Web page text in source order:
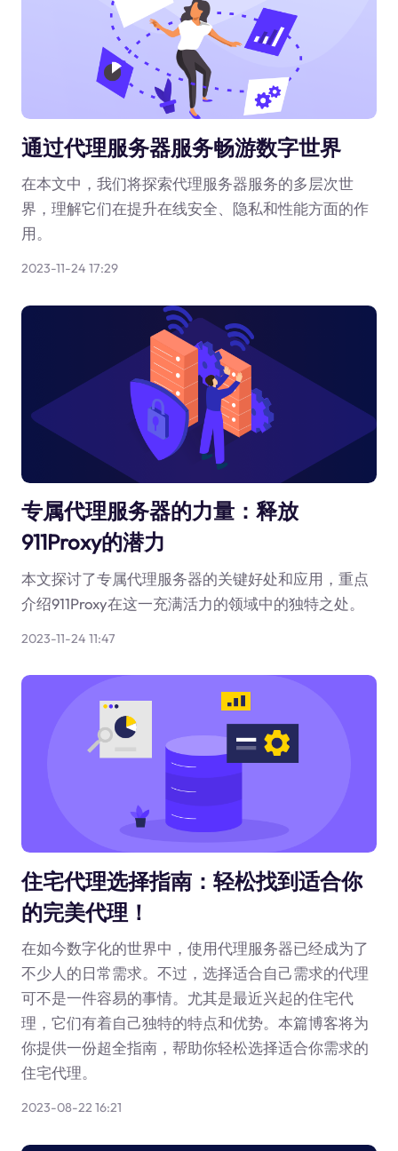
通过代理服务器服务畅游数字世界
在本文中，我们将探索代理服务器服务的多层次世
界，理解它们在提升在线安全、隐私和性能方面的作
用。
2023-11-24 17:29
专属代理服务器的力量：释放
911Proxy的潜力
本文探讨了专属代理服务器的关键好处和应用，重点
介绍911Proxy在这一充满活力的领域中的独特之处。
2023-11-24 11:47
住宅代理选择指南：轻松找到适合你
的完美代理！
在如今数字化的世界中，使用代理服务器已经成为了
不少人的日常需求。不过，选择适合自己需求的代理
可不是一件容易的事情。尤其是最近兴起的住宅代
理，它们有着自己独特的特点和优势。本篇博客将为
你提供一份超全指南，帮助你轻松选择适合你需求的
住宅代理。
2023-08-22 16:21